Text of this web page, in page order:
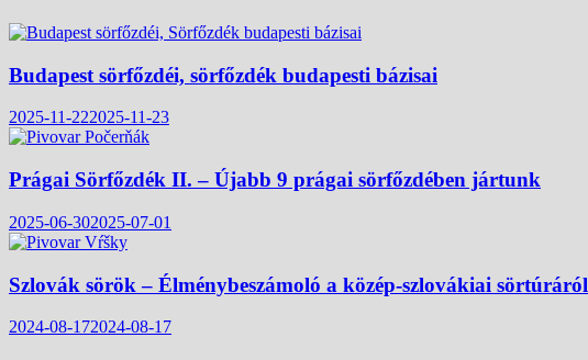
Budapest sörfőzdéi, sörfőzdék budapesti bázisai
2025-11-222025-11-23
Prágai Sörfőzdék II. – Újabb 9 prágai sörfőzdében jártunk
2025-06-302025-07-01
Szlovák sörök – Élménybeszámoló a közép-szlovákiai sörtúráról
2024-08-172024-08-17